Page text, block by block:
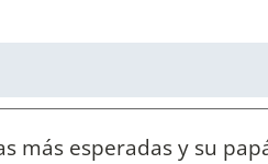
más esperadas y su